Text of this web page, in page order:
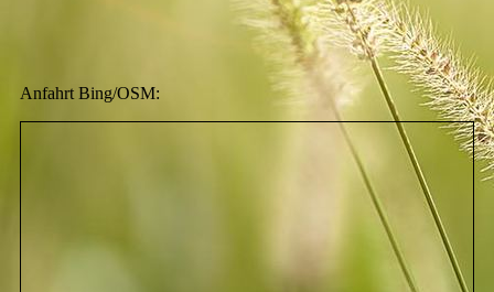
Anfahrt Bing/OSM: